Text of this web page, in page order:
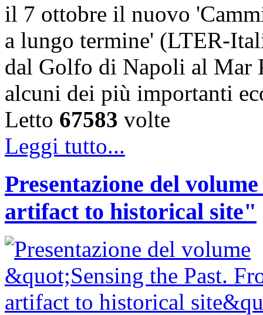
il 7 ottobre il nuovo
a lungo termine' (LTER-
dal Golfo di Napoli al Mar
alcuni dei più importanti
Letto 67583 volte
Leggi tutto...
Presentazione del
artifact to historical site"